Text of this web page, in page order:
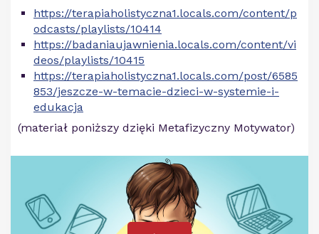
https://terapiaholistyczna1.locals.com/content/p
odcasts/playlists/10414
https://badaniaujawnienia.locals.com/content/vi
deos/playlists/10415
https://terapiaholistyczna1.locals.com/post/6585
853/jeszcze-w-temacie-dzieci-w-systemie-i-
edukacja
(materiał poniższy dzięki Metafizyczny Motywator)